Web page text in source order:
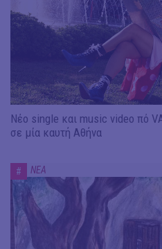
Νέο single και music video πό
σε μία καυτή Αθήνα
# ΝΕΑ